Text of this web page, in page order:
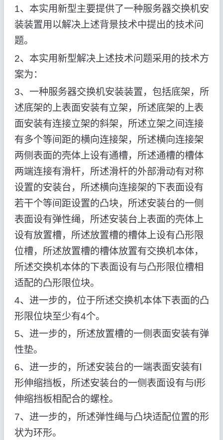
1、本实用新型主要提供了一种服务器交换机安
装装置用以解决上述背景技术中提出的技术问
题。
2、本实用新型解决上述技术问题采用的技术方
案为：
3、一种服务器交换机安装装置，包括底架，所
述底架的上表面安装有立架，所述底架的上表
面安装有连接立架的斜架，所述立架之间连接
有多个等间距的横向连接架，所述横向连接架
两侧表面的壳体上设有通槽，所述通槽的槽体
两端连接有滑杆，所述滑杆的外部滑动有对称
设置的安装台，所述横向连接架的下表面设有
若干个等间距设置的凸块，所述安装台的一侧
表面设有弹性绳，所述安装台上表面的壳体上
设有放置槽，所述放置槽的槽体上设有凸形限
位槽，所述放置槽的槽体放置有交换机本体，
所述交换机本体的下表面设有与凸形限位槽相
适配的凸形限位块。
4、进一步的，位于所述交换机本体下表面的凸
形限位块至少有4个。
5、进一步的，所述放置槽的一侧表面安装有弹
性垫。
6、进一步的，所述安装台的一端表面安装有l
形伸缩挡板，所述安装台的一侧表面设有与l形
伸缩挡板相配合的螺栓。
7、进一步的，所述弹性绳与凸块适配位置的形
状为环形。